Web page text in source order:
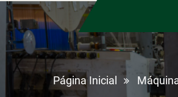
Página Inicial